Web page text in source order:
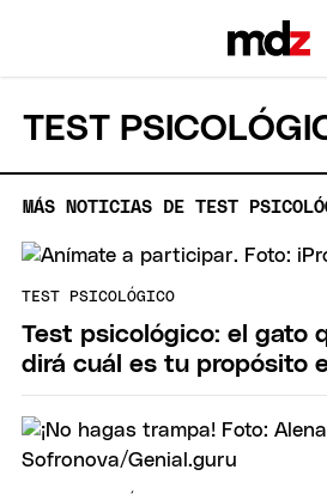
TEST
MÁS NOTICIAS DE TEST
TEST PSICOLÓGICO
Test psicológico: el gato
dirá cuál es tu propósito